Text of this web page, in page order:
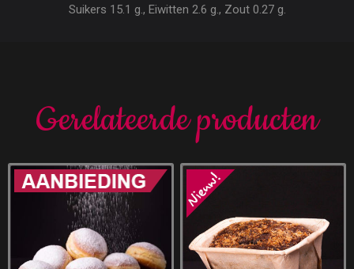
Suikers 15.1 g., Eiwitten 2.6 g., Zout 0.27 g.
Gerelateerde producten